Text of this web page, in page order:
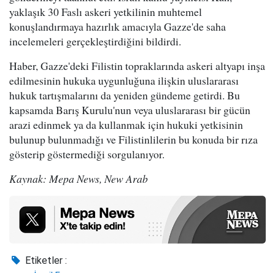
yaklaşık 30 Faslı askeri yetkilinin muhtemel
konuşlandırmaya hazırlık amacıyla Gazze'de saha
incelemeleri gerçekleştirdiğini bildirdi.
Haber, Gazze'deki Filistin topraklarında askeri altyapı inşa
edilmesinin hukuka uygunluğuna ilişkin uluslararası
hukuk tartışmalarını da yeniden gündeme getirdi. Bu
kapsamda Barış Kurulu'nun veya uluslararası bir gücün
arazi edinmek ya da kullanmak için hukuki yetkisinin
bulunup bulunmadığı ve Filistinlilerin bu konuda bir rıza
gösterip göstermediği sorgulanıyor.
Kaynak: Mepa News, New Arab
Etiketler :